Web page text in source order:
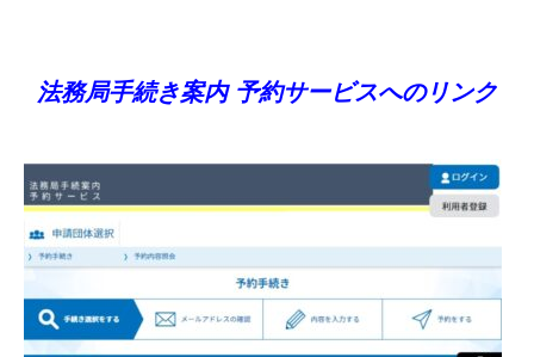
法務局手続き案内 予約サービスへのリンク